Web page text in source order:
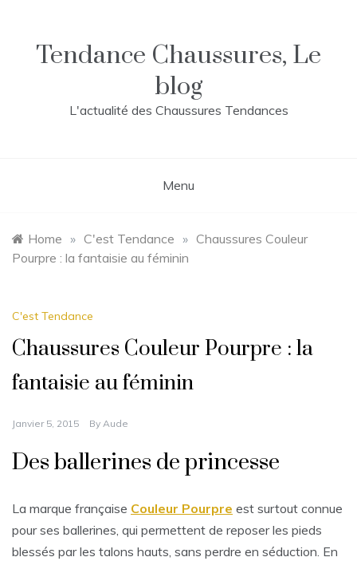
contentTendance Chaussures, Le
blog
L'actualité des Chaussures Tendances
Menu
Home » C'est Tendance » Chaussures Couleur
Pourpre : la fantaisie au féminin
C'est Tendance
Chaussures Couleur Pourpre : la
fantaisie au féminin
Janvier 5, 2015 By Aude
Des ballerines de princesse
La marque française Couleur Pourpre est surtout connue
pour ses ballerines, qui permettent de reposer les pieds
blessés par les talons hauts, sans perdre en séduction. En